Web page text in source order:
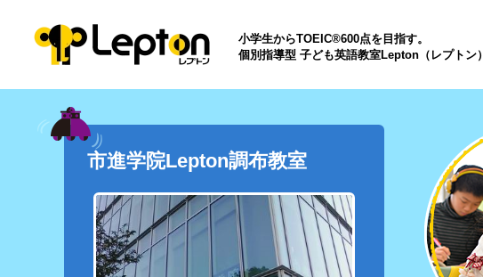
小学生からTOEIC®600点を目指す。
個別指導型 子ども英語教室Lepton（レプトン）
市進学院Lepton調布教室